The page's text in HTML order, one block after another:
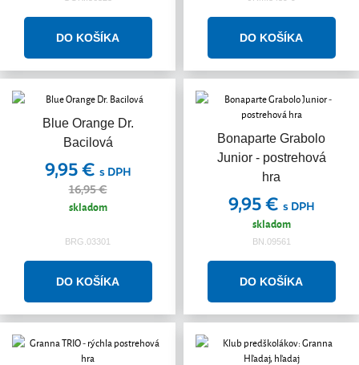
Blue Orange Dr.
Bacilová
9,95 € s DPH
16,95 €
skladom
BRG.03301
Bonaparte Grabolo
Junior - postrehová
hra
9,95 € s DPH
skladom
BN.09561